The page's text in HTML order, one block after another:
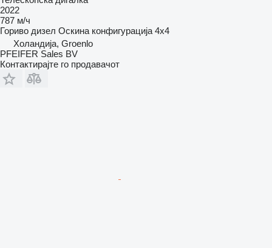
2022
787 м/ч
Гориво дизел Оскина конфигурација 4x4
Холандија, Groenlo
PFEIFER Sales BV
Контактирајте го продавачот